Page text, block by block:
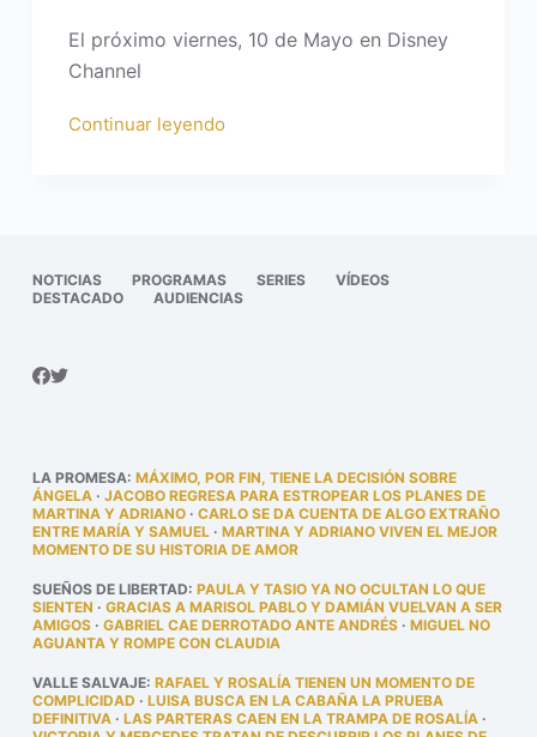
El próximo viernes, 10 de Mayo en Disney
Channel
Continuar leyendo
NOTICIAS PROGRAMAS SERIES
VÍDEOS
DESTACADO
AUDIENCIAS
LA PROMESA: MÁXIMO, POR FIN, TIENE LA DECISIÓN SOBRE
ÁNGELA· JACOBO REGRESA PARA ESTROPEAR LOS PLANES DE
MARTINA Y ADRIANO· CARLO SE DA CUENTA DE ALGO EXTRAÑO
ENTRE MARÍA Y SAMUEL· MARTINA Y ADRIANO VIVEN EL MEJOR
MOMENTO DE SU HISTORIA DE AMOR
SUEÑOS DE LIBERTAD: PAULA Y TASIO YA NO OCULTAN LO QUE
SIENTEN · GRACIAS A MARISOL PABLO Y DAMIÁN VUELVAN A SER
AMIGOS· GABRIEL CAE DERROTADO ANTE ANDRÉS· MIGUEL NO
AGUANTA Y ROMPE CON CLAUDIA
VALLE SALVAJE: RAFAEL Y ROSALÍA TIENEN UN MOMENTO DE
COMPLICIDAD · LUISA BUSCA EN LA CABAÑA LA PRUEBA
DEFINITIVA· LAS PARTERAS CAEN EN LA TRAMPA DE ROSALÍA·